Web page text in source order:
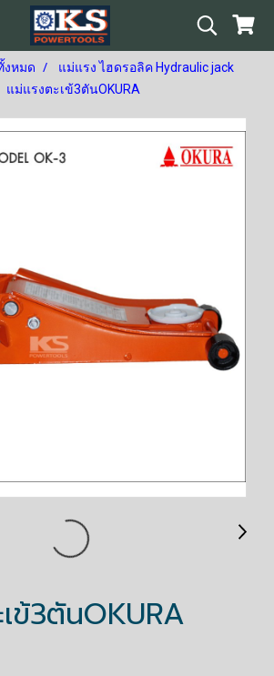
งหมด
แม่แรง ไฮดรอลิค Hydraulic jack
แม่แรงตะเข้3ตันOKURA
ข้3ตันOKURA